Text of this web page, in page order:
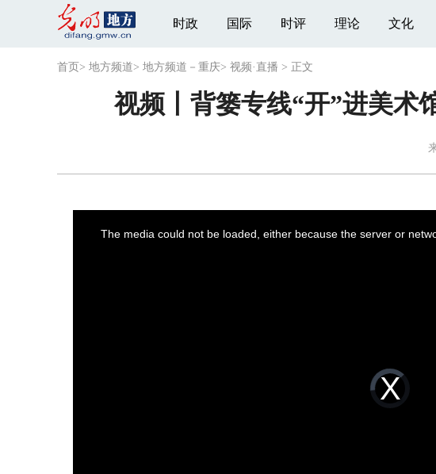
时政 国际 时评 理论 文化
首页 > 地方频道> 地方频道－重庆> 视频·直播 > 正文
视频丨背篓专线“开”进美术
Video
Player
loading.
The media could not be loaded, either because the server or